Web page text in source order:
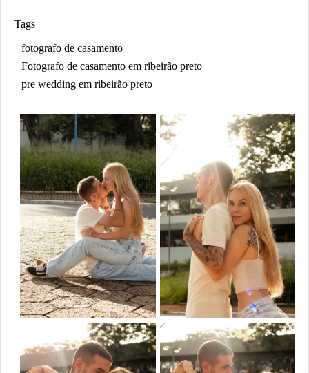
Tags
fotografo de casamento
Fotografo de casamento em ribeirão preto
pre wedding em ribeirão preto